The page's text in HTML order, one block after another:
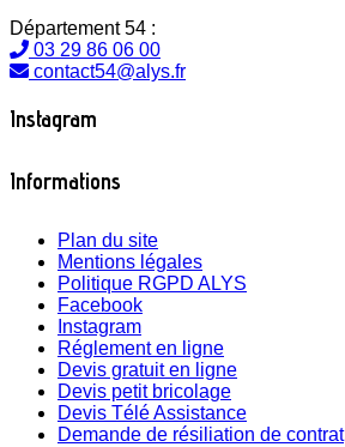
Département 54 :
03 29 86 06 00
contact54@alys.fr
Instagram
Informations
Plan du site
Mentions légales
Politique RGPD ALYS
Facebook
Instagram
Réglement en ligne
Devis gratuit en ligne
Devis petit bricolage
Devis Télé Assistance
Demande de résiliation de contrat